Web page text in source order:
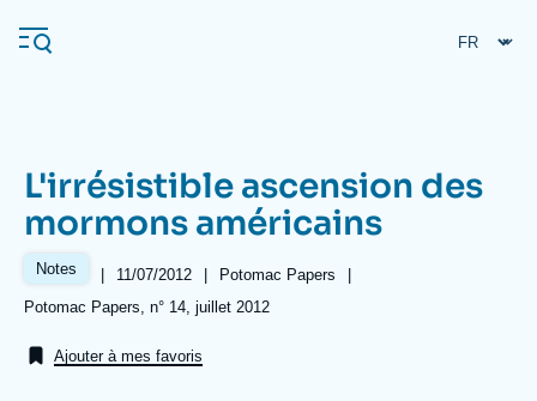
au
contenu
principale
L'Ifri
Analyses
L'irrésistible ascension des
mormons américains
Notes |
Date
11/07/2012 |
Référence
taxonomie
Potomac Papers
|
Références
Potomac Papers, n° 14, juillet 2012
Ajouter à mes favoris